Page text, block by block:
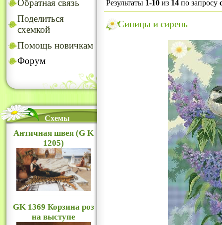
Обратная связь
Поделиться
схемкой
Помощь новичкам
Форум
Схемы
Античная швея (G K
1205)
GK 1369 Корзина роз
на выступе
Результаты 1-10 из 14 по запросу
Синицы и сирень